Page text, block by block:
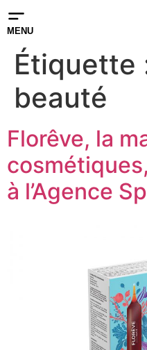
MENU
Étiquette
beauté
Florêve, la
à l’Agence